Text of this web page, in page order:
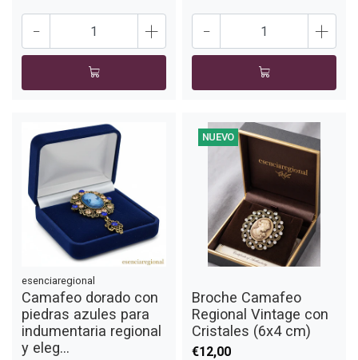
- + - +
esenciaregional
Camafeo dorado con
piedras azules para
indumentaria regional
y eleg...
NUEVO
Broche Camafeo
Regional Vintage con
Cristales (6x4 cm)
€12,00